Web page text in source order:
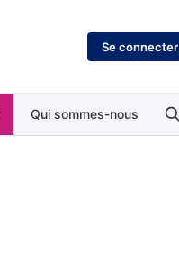
Se connecter
Qui sommes-nous